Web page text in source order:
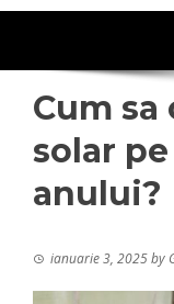
Cum
solar
anului?
ianuarie 3, 2025by